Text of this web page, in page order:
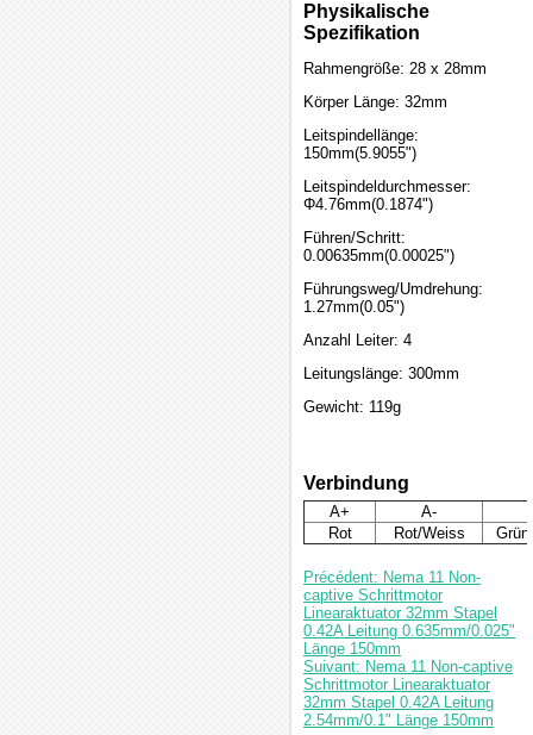
Physikalische
Spezifikation
Rahmengröße: 28 x 28mm
Körper Länge: 32mm
Leitspindellänge:
150mm(5.9055")
Leitspindeldurchmesser:
Φ4.76mm(0.1874")
Führen/Schritt:
0.00635mm(0.00025")
Führungsweg/Umdrehung:
1.27mm(0.05")
Anzahl Leiter: 4
Leitungslänge: 300mm
Gewicht: 119g
Verbindung
A+ A-
Rot
Rot/Weiss
Précédent: Nema 11 Non-
captive Schrittmotor
Linearaktuator 32mm Stapel
0.42A Leitung 0.635mm/0.025"
Länge 150mm
Suivant: Nema 11 Non-captive
Schrittmotor Linearaktuator
32mm Stapel 0.42A Leitung
2.54mm/0.1" Länge 150mm